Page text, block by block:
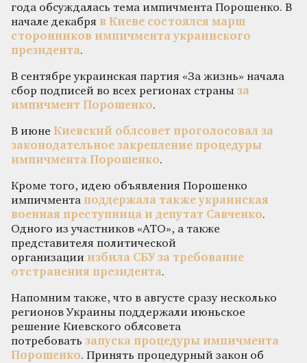
года обсуждалась тема импичмента Порошенко. В
начале декабря в Киеве состоялся марш
сторонников импичмента украинского
президента.
В сентябре украинская партия «За жизнь» начала
сбор подписей во всех регионах страны за
импичмент Порошенко.
В июне Киевский облсовет проголосовал за
законодательное закрепление процедуры
импичмента Порошенко.
Кроме того, идею объявления Порошенко
импичмента поддержала также украинская
военная преступница и депутат Савченко.
Одного из участников «АТО», а также
представителя политической
организации избила СБУ за требование
отстранения президента.
Напомним также, что в августе сразу несколько
регионов Украины поддержали июньское
решение Киевского облсовета
потребовать запуска процедуры импичмента
Порошенко. Принять процедурный закон об